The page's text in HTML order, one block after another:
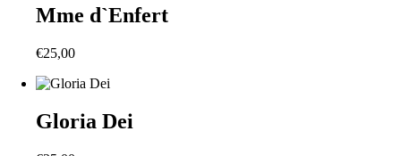
Mme d`Enfert
€25,00
Gloria Dei